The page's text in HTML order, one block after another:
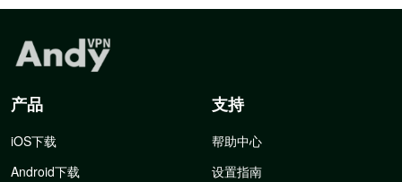
产品
iOS下载
Android下载
支持
帮助中心
设置指南